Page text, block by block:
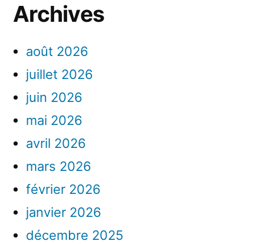
Archives
août 2026
juillet 2026
juin 2026
mai 2026
avril 2026
mars 2026
février 2026
janvier 2026
décembre 2025